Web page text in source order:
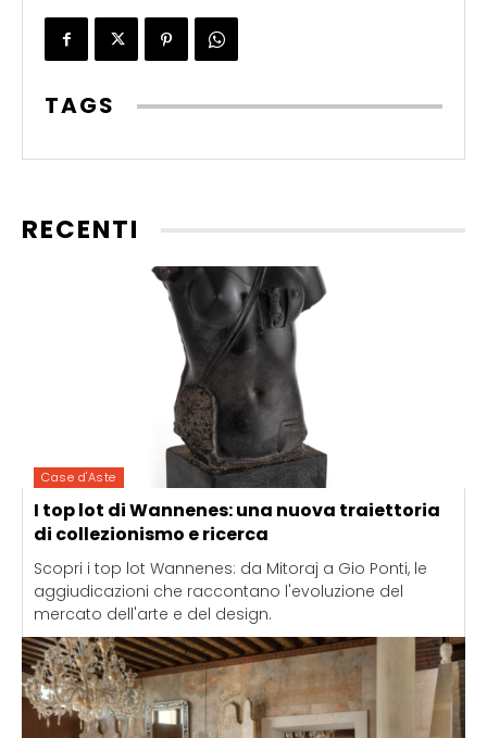
TAGS
RECENTI
Case d'Aste
I top lot di Wannenes: una nuova traiettoria
di collezionismo e ricerca
Scopri i top lot Wannenes: da Mitoraj a Gio Ponti, le
aggiudicazioni che raccontano l'evoluzione del
mercato dell'arte e del design.